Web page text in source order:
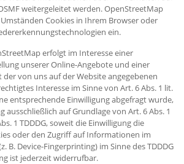
weitergeleitet werden. OpenStreetMap
Cookies in Ihrem Browser oder
ein.
erfolgt im Interesse einer
unserer Online-Angebote und einer
von uns auf der Website angegebenen
Interesse im Sinne von Art. 6 Abs. 1 lit.
entsprechende Einwilligung abgefragt wurde,
ausschließlich auf Grundlage von Art. 6 Abs. 1
1 TDDDG, soweit die Einwilligung die
oder den Zugriff auf Informationen im
B. Device-Fingerprinting) im Sinne des TDDDG
ist jederzeit widerrufbar.